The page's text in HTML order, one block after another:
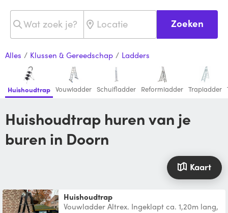
Zoeken
Alles / Klussen & Gereedschap / Ladders
Huishoudtrap Vouwladder Schuifladder Reformladder Trapladder
Huishoudtrap huren van je
buren in Doorn
Kaart
huishoudtrap
Vouwladder Altrex. Ingeklapt ca. 1,20m lang,